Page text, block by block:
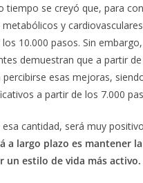
tiempo se creyó que, para
y
10.000 pasos. Sin
demuestran que a partir
percibirse esas mejoras,
a partir de los 7.000
esa cantidad, será muy
a largo plazo es mantener
un estilo de vida más activo.